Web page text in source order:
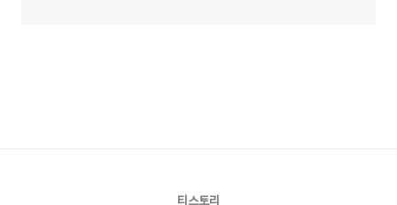
티스토리